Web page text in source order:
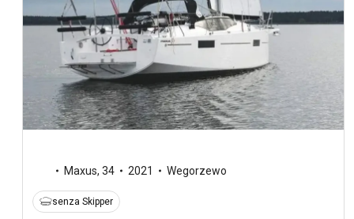
Maxus, 34 2021 Wegorzewo
senza Skipper